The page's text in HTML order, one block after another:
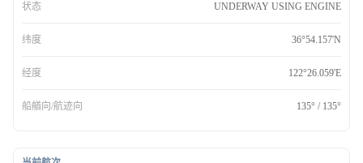
状态 UNDERWAY USING ENGINE
纬度 36°54.157'N
经度 122°26.059'E
船艏向/航迹向 135° / 135°